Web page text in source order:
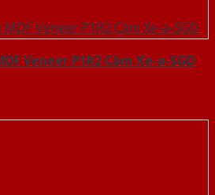
Veneer P1R2 Căm Xe-a-SGD